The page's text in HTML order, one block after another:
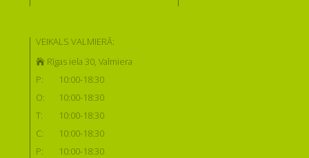
VEIKALS VALMIERĀ:
Rīgas iela 30, Valmiera
P:
10:00-18:30
O:
10:00-18:30
T:
10:00-18:30
C:
10:00-18:30
P:
10:00-18:30